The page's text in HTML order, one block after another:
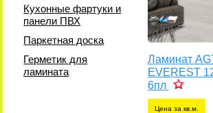
Кухонные фартуки и
панели ПВХ
Паркетная доска
Герметик для
ламината
Ламинат
EVEREST
6пл
Цена за кв.м.